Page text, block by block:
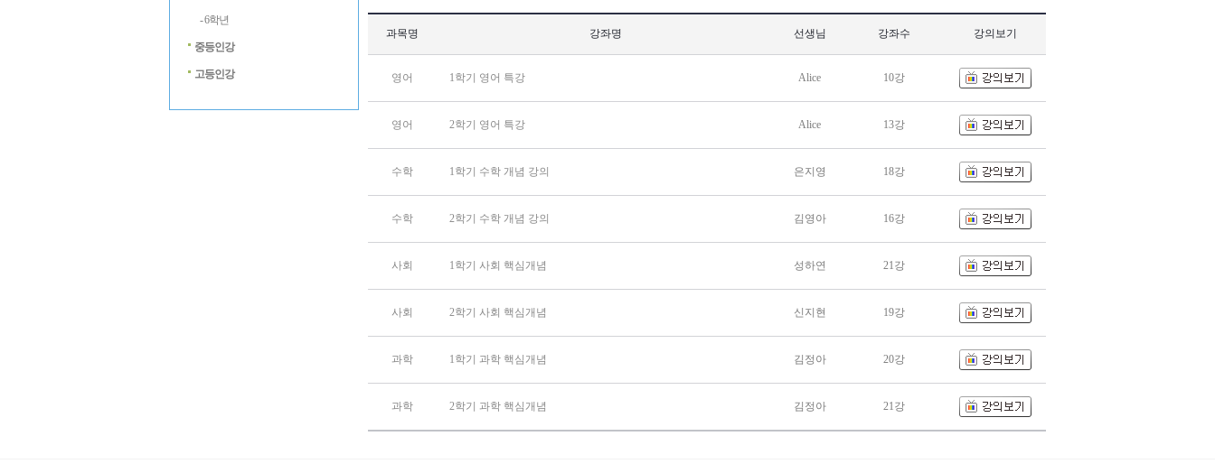
- 6학년
중등인강
고등인강
과목명 강좌명 선생님 강좌수 강의보기
영어 1학기 영어 특강 Alice 10강
영어 2학기 영어 특강 Alice 13강
수학 1학기 수학 개념 강의 은지영 18강
수학 2학기 수학 개념 강의 김영아 16강
사회 1학기 사회 핵심개념 성하연 21강
사회 2학기 사회 핵심개념 신지현 19강
과학 1학기 과학 핵심개념 김정아 20강
과학 2학기 과학 핵심개념 김정아 21강